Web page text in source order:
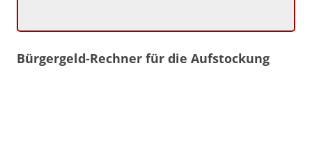
Bürgergeld-Rechner für die Aufstockung